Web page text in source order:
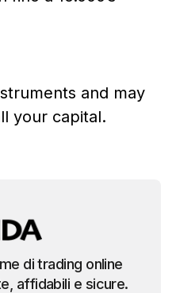
and may
your capital.
di trading online
affidabili e sicure.